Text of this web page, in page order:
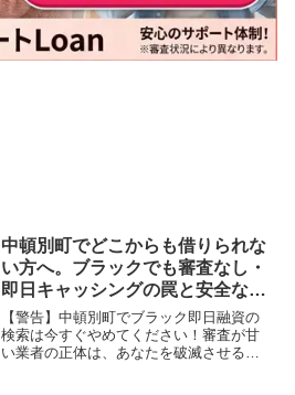
中頓別町でどこからも借りられな
い方へ。ブラックでも審査なし・
即日キャッシングの罠と安全な解
決策
【警告】中頓別町でブラック即日融資の
検索は今すぐやめてください！審査が甘
い業者の正体は、あなたを破滅させる闇